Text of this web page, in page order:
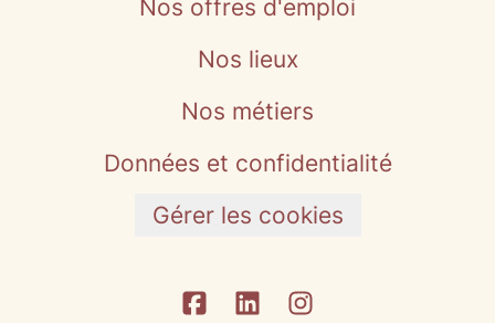
Nos offres d'emploi
Nos lieux
Nos métiers
Données et confidentialité
Gérer les cookies